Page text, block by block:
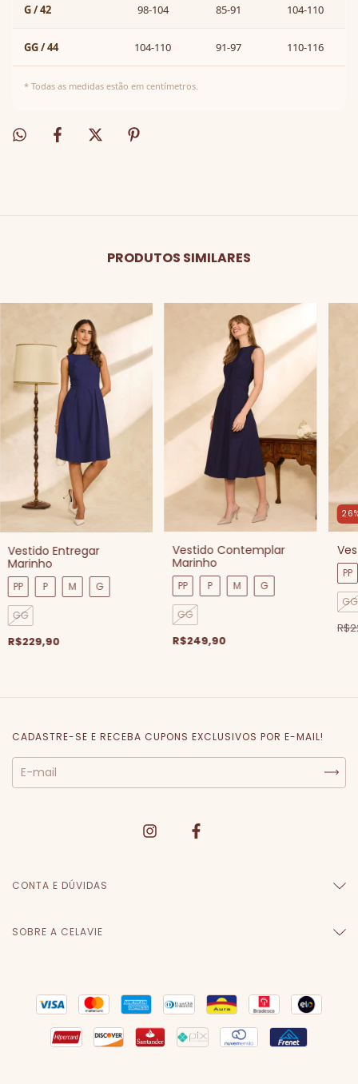
G / 42 98-104 85-91 104-110
GG / 44 104-110 91-97 110-116
* Todas as medidas estão em centímetros.
PRODUTOS SIMILARES
Vestido Entregar
Marinho
PP P M G
GG
R$229,90
Vestido Contemplar
Marinho
PP P M G
GG
R$249,90
26
PP
GG
CADASTRE-SE E RECEBA CUPONS EXCLUSIVOS POR E-MAIL!
CONTA E DÚVIDAS
SOBRE A CELAVIE